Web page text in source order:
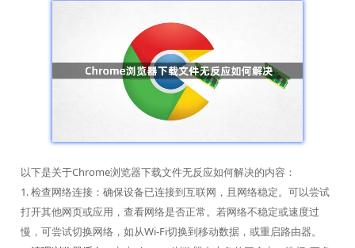
以下是关于Chrome浏览器下载文件无反应如何解决的内容：
1. 检查网络连接：确保设备已连接到互联网，且网络稳定。可以尝试
打开其他网页或应用，查看网络是否正常。若网络不稳定或速度过
慢，可尝试切换网络，如从Wi-Fi切换到移动数据，或重启路由器。